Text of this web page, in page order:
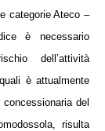
categorie Ateco –
è necessario
dell’attività
è attualmente
del
risulta